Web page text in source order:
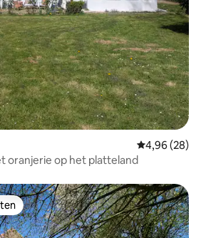
Gemiddelde
4,96 (28)
oranjerie op het platteland